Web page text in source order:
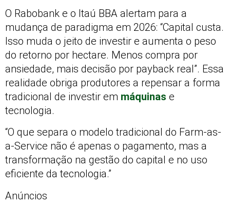
O Rabobank e o Itaú BBA alertam para a
mudança de paradigma em 2026: “Capital custa.
Isso muda o jeito de investir e aumenta o peso
do retorno por hectare. Menos compra por
ansiedade, mais decisão por payback real”. Essa
realidade obriga produtores a repensar a forma
tradicional de investir em máquinas e
tecnologia.
“O que separa o modelo tradicional do Farm-as-
a-Service não é apenas o pagamento, mas a
transformação na gestão do capital e no uso
eficiente da tecnologia.”
Anúncios